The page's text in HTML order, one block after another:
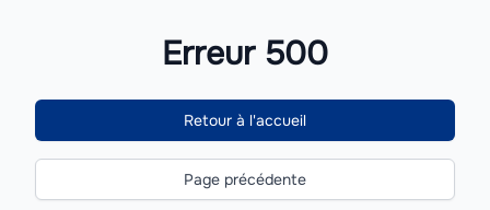
Erreur 500
Retour à l'accueil
Page précédente